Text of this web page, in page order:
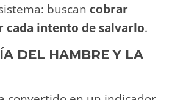
buscan cobrar
cada intento de salvarlo.
DEL HAMBRE Y LA